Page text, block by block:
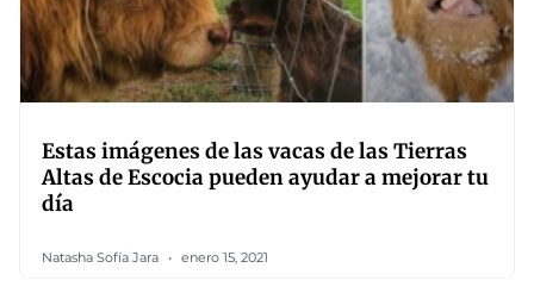
Estas imágenes de las vacas de las Tierras
Altas de Escocia pueden ayudar a mejorar tu
día
Natasha Sofía Jara enero 15, 2021